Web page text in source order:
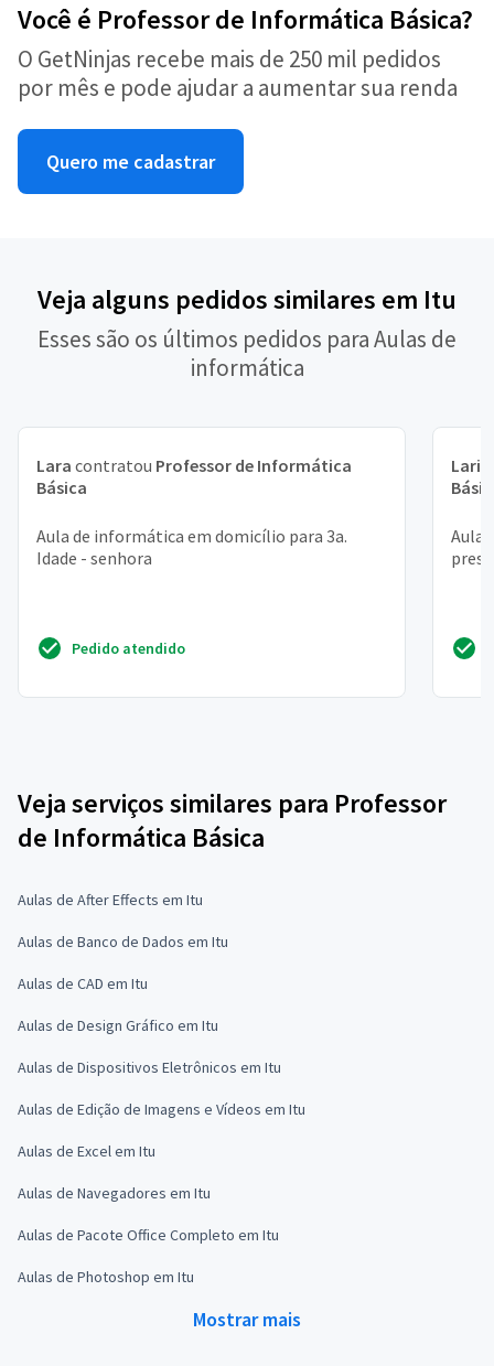
Você é Professor de Informática Básica?
O GetNinjas recebe mais de 250 mil pedidos
por mês e pode ajudar a aumentar sua renda
Quero me cadastrar
Veja alguns pedidos similares em Itu
Esses são os últimos pedidos para Aulas de
informática
Lara contratou Professor de Informática
Básica
Aula de informática em domicílio para 3a.
Idade - senhora
Pedido atendido
Aula
Veja serviços similares para Professor
de Informática Básica
Aulas de After Effects em Itu
Aulas de Banco de Dados em Itu
Aulas de CAD em Itu
Aulas de Design Gráfico em Itu
Aulas de Dispositivos Eletrônicos em Itu
Aulas de Edição de Imagens e Vídeos em Itu
Aulas de Excel em Itu
Aulas de Navegadores em Itu
Aulas de Pacote Office Completo em Itu
Aulas de Photoshop em Itu
Mostrar mais